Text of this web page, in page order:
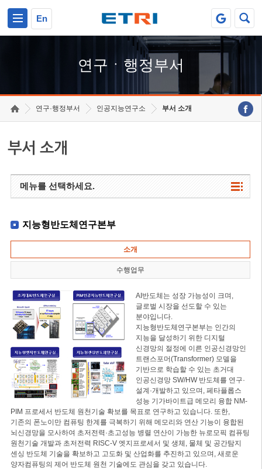
En
연구ㆍ행정부서
연구·행정부서 인공지능연구소 부서 소개
부서 소개
메뉴를 선택하세요.
지능형반도체연구본부
소개
수행업무
AI반도체는 성장 가능성이 크며,
글로벌 시장을 선도할 수 있는
분야입니다.
지능형반도체연구본부는 인간의
지능을 달성하기 위한 디지털
신경망의 절정에 이른 인공신경망인
트랜스포머(Transformer) 모델을
기반으로 학습할 수 있는 초거대
인공신경망 SW/HW 반도체를 연구·
설계·개발하고 있으며, 페타플롭스
성능 기가바이트급 메모리 융합 NM-
PIM 프로세서 반도체 원천기술 확보를 목표로 연구하고 있습니다. 또한,
기존의 폰노이만 컴퓨팅 한계를 극복하기 위해 메모리와 연산 기능이 융합된
뇌신경망을 모사하여 초저전력·초고성능 병렬 연산이 가능한 뉴로모픽 컴퓨팅
원천기술 개발과 초저전력 RISC-V 엣지프로세서 및 생체, 물체 및 공간탐지
센싱 반도체 기술을 확보하고 고도화 및 산업화를 추진하고 있으며, 새로운
양자컴퓨팅의 제어 반도체 원천 기술에도 관심을 갖고 있습니다.